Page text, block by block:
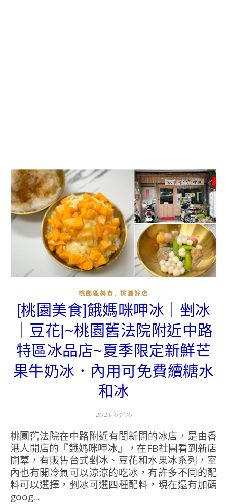
桃園區美食 , 桃園好店
[桃園美食]餓媽咪呷冰｜剉冰
｜豆花|~桃園舊法院附近中路
特區冰品店~夏季限定新鮮芒
果牛奶冰．內用可免費續糖水
和冰
2024/05/30
桃園舊法院在中路附近有間新開的冰店，是由香
港人開店的『餓媽咪呷冰』，在FB社團看到新店
開幕，有販售台式剉冰、豆花和水果冰系列，室
內也有開冷氣可以涼涼的吃冰，有許多不同的配
料可以選擇，剉冰可選四種配料，現在還有加碼
goog...